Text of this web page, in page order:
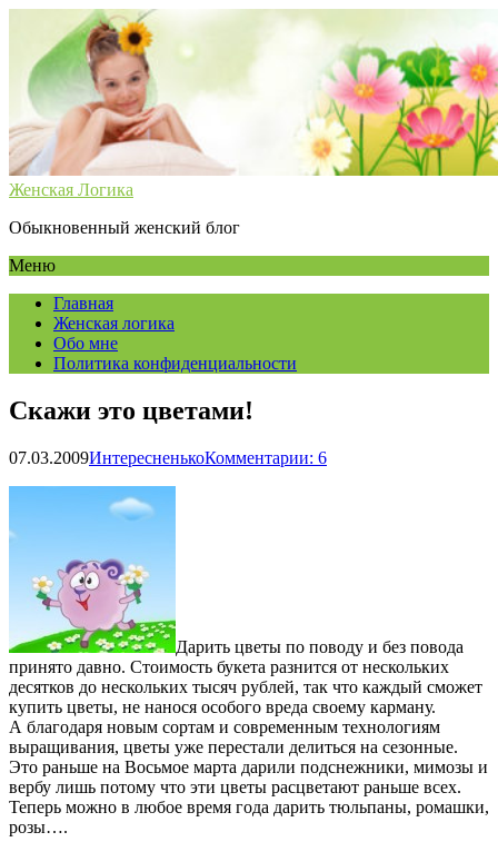
Женская Логика
Обыкновенный женский блог
Меню
Главная
Женская логика
Обо мне
Политика конфиденциальности
Скажи это цветами!
07.03.2009ИнтересненькоКомментарии: 6
Дарить цветы по поводу и без повода
принято давно. Стоимость букета разнится от нескольких
десятков до нескольких тысяч рублей, так что каждый сможет
купить цветы, не нанося особого вреда своему карману.
А благодаря новым сортам и современным технологиям
выращивания, цветы уже перестали делиться на сезонные.
Это раньше на Восьмое марта дарили подснежники, мимозы и
вербу лишь потому что эти цветы расцветают раньше всех.
Теперь можно в любое время года дарить тюльпаны, ромашки,
розы….